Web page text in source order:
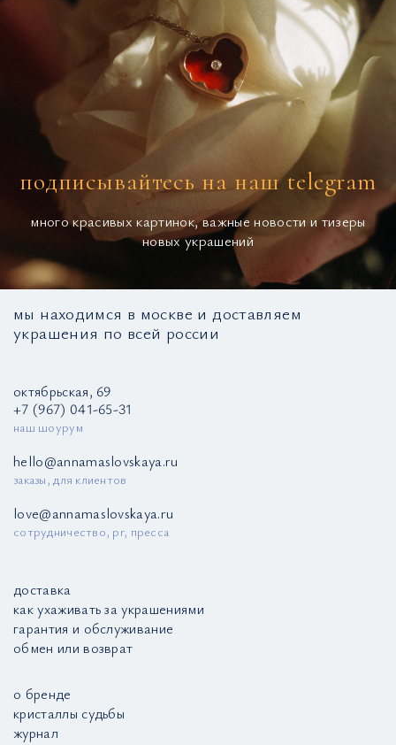
подписывайтесь на наш telegram
много красивых картинок, важные новости и тизеры
новых украшений
мы находимся в москве и доставляем
украшения по всей россии
октябрьская, 69
+7 (967) 041-65-31
наш шоурум
hello@annamaslovskaya.ru
заказы, для клиентов
love@annamaslovskaya.ru
сотрудничество, pr, пресса
доставка
как ухаживать за украшениями
гарантия и обслуживание
обмен или возврат
о бренде
кристаллы судьбы
журнал